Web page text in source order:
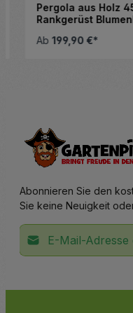
Pergola aus Holz
Rankgerüst
Ab199,90 €*
Abonnieren Sie den
Sie keine Neuigkeit
E-Mail-Adresse*